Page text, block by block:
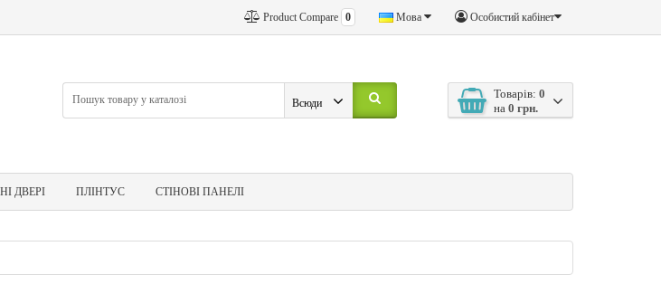
Особистий кабінет
Мова
Product Compare 0
Товарів: 0
на 0 грн.
Всюди
ДВЕРІ ПЛІНТУС СТІНОВІ ПАНЕЛІ